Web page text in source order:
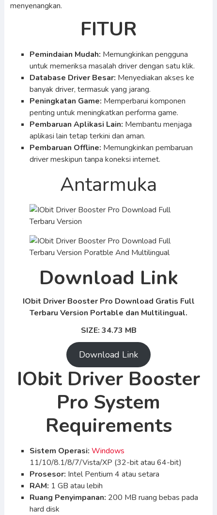
menyenangkan.
FITUR
Pemindaian Mudah: Memungkinkan pengguna
untuk memeriksa masalah driver dengan satu klik.
Database Driver Besar: Menyediakan akses ke
banyak driver, termasuk yang jarang.
Peningkatan Game: Memperbarui komponen
penting untuk meningkatkan performa game.
Pembaruan Aplikasi Lain: Membantu menjaga
aplikasi lain tetap terkini dan aman.
Pembaruan Offline: Memungkinkan pembaruan
driver meskipun tanpa koneksi internet.
Antarmuka
Download Link
IObit Driver Booster Pro Download Gratis Full
Terbaru Version Portable dan Multilingual.
SIZE: 34.73 MB
Download Link
IObit Driver Booster
Pro System
Requirements
Sistem Operasi: Windows
11/10/8.1/8/7/Vista/XP (32-bit atau 64-bit)
Prosesor: Intel Pentium 4 atau setara
RAM: 1 GB atau lebih
Ruang Penyimpanan: 200 MB ruang bebas pada
hard disk